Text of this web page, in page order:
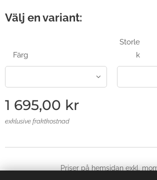
Välj en variant:
Färg
Storle
k
1 695,00 kr
exklusive fraktkostnad
Priser på hemsidan exkl,